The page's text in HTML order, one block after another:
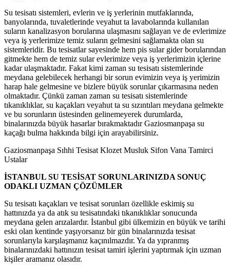
Su tesisatı sistemleri, evlerin ve iş yerlerinin mutfaklarında,
banyolarında, tuvaletlerinde veyahut ta lavabolarında kullanılan
suların kanalizasyon borularına ulaşmasını sağlayan ve de evlerimize
veya iş yerlerimize temiz suların gelmesini sağlamakta olan su
sistemleridir. Bu tesisatlar sayesinde hem pis sular gider borularından
gitmekte hem de temiz sular evlerimize veya iş yerlerimizin içlerine
kadar ulaşmaktadır. Fakat kimi zaman su tesisatı sistemlerinde
meydana gelebilecek herhangi bir sorun evimizin veya iş yerimizin
harap hale gelmesine ve bizlere büyük sorunlar çıkarmasına neden
olmaktadır. Çünkü zaman zaman su tesisatı sistemlerinde
tıkanıklıklar, su kaçakları veyahut ta su sızıntıları meydana gelmekte
ve bu sorunların üstesinden gelinemeyerek durumlarda,
binalarınızda büyük hasarlar bırakmaktadır Gaziosmanpaşa su
kaçağı bulma hakkında bilgi için arayabilirsiniz.
Gaziosmanpaşa Sıhhi Tesisat Klozet Musluk Sifon Vana Tamirci
Ustalar
İSTANBUL SU TESİSAT SORUNLARINIZDA SONUÇ
ODAKLI UZMAN ÇÖZÜMLER
Su tesisatı kaçakları ve tesisat sorunları özellikle eskimiş su
hattınızda ya da atık su tesisatındaki tıkanıklıklar sonucunda
meydana gelen arızalardır. İstanbul gibi ülkemizin en büyük ve tarihi
eski olan kentinde yaşıyorsanız bir gün binalarınızda tesisat
sorunlarıyla karşılaşmanız kaçınılmazdır. Ya da yıpranmış
binalarınızdaki hattınızın tesisat tamiri işlerini yaptırmak için uzman
kişiler aramanız olasıdır.